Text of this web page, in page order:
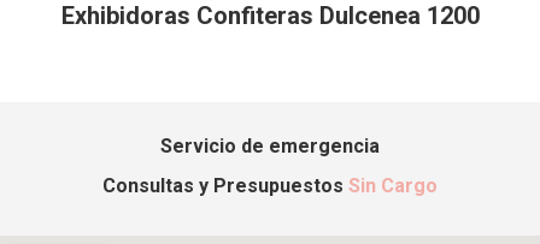
Exhibidoras Confiteras Dulcenea 1200
Servicio de emergencia
Consultas y Presupuestos Sin Cargo